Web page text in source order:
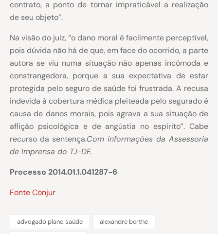
contrato, a ponto de tornar impraticável a realização
de seu objeto”.
Na visão do juiz, “o dano moral é facilmente perceptível,
pois dúvida não há de que, em face do ocorrido, a parte
autora se viu numa situação não apenas incômoda e
constrangedora, porque a sua expectativa de estar
protegida pelo seguro de saúde foi frustrada. A recusa
indevida à cobertura médica pleiteada pelo segurado é
causa de danos morais, pois agrava a sua situação de
aflição psicológica e de angústia no espírito”. Cabe
recurso da sentença.Com informações da Assessoria
de Imprensa do TJ-DF.
Processo 2014.01.1.041287-6
Fonte Conjur
advogado plano saúde alexandre berthe